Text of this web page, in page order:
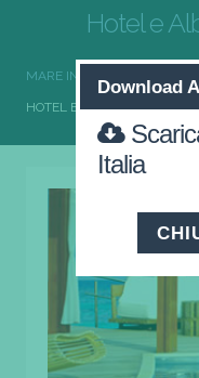
Hotel e
MARE IN ITALIA
HOTEL E ALBERGHI COSTA
Download
Italia